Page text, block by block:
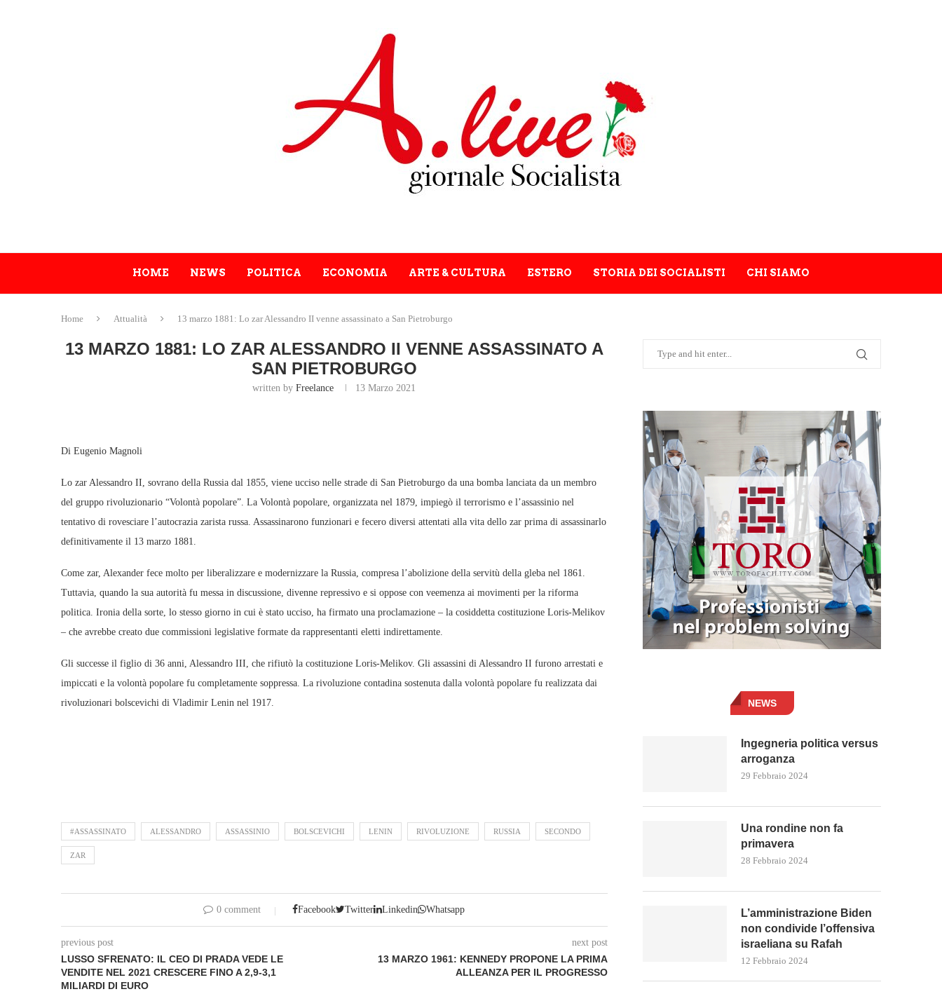
HOME NEWS POLITICA ECONOMIA ARTE & CULTURA ESTERO STORIA DEI SOCIALISTI CHI SIAMO
Home Attualità 13 marzo 1881: Lo zar Alessandro II venne assassinato a San Pietroburgo
13 MARZO 1881: LO ZAR ALESSANDRO II VENNE ASSASSINATO A
SAN PIETROBURGO
written byFreelance 13 Marzo 2021
Di Eugenio Magnoli
Lo zar Alessandro II, sovrano della Russia dal 1855, viene ucciso nelle strade di San Pietroburgo da una bomba lanciata da un membro
del gruppo rivoluzionario “Volontà popolare”. La Volontà popolare, organizzata nel 1879, impiegò il terrorismo e l’assassinio nel
tentativo di rovesciare l’autocrazia zarista russa. Assassinarono funzionari e fecero diversi attentati alla vita dello zar prima di assassinarlo
definitivamente il 13 marzo 1881.
Come zar, Alexander fece molto per liberalizzare e modernizzare la Russia, compresa l’abolizione della servitù della gleba nel 1861.
Tuttavia, quando la sua autorità fu messa in discussione, divenne repressivo e si oppose con veemenza ai movimenti per la riforma
politica. Ironia della sorte, lo stesso giorno in cui è stato ucciso, ha firmato una proclamazione – la cosiddetta costituzione Loris-Melikov
– che avrebbe creato due commissioni legislative formate da rappresentanti eletti indirettamente.
Gli successe il figlio di 36 anni, Alessandro III, che rifiutò la costituzione Loris-Melikov. Gli assassini di Alessandro II furono arrestati e
impiccati e la volontà popolare fu completamente soppressa. La rivoluzione contadina sostenuta dalla volontà popolare fu realizzata dai
rivoluzionari bolscevichi di Vladimir Lenin nel 1917.
#ASSASSINATO ALESSANDRO ASSASSINIO BOLSCEVICHI LENIN RIVOLUZIONE RUSSIA SECONDO
ZAR
0 comment Facebook Twitter Linkedin Whatsapp
previous post
LUSSO SFRENATO: IL CEO DI PRADA VEDE LE
VENDITE NEL 2021 CRESCERE FINO A 2,9-3,1
MILIARDI DI EURO
next post
13 MARZO 1961: KENNEDY PROPONE LA PRIMA
ALLEANZA PER IL PROGRESSO
NEWS
Ingegneria politica versus
arroganza
29 Febbraio 2024
Una rondine non fa
primavera
28 Febbraio 2024
L’amministrazione Biden
non condivide l’offensiva
israeliana su Rafah
12 Febbraio 2024